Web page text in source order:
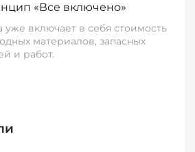
«Все включено»
уже включает в себя стоимость
материалов, запасных
и работ.